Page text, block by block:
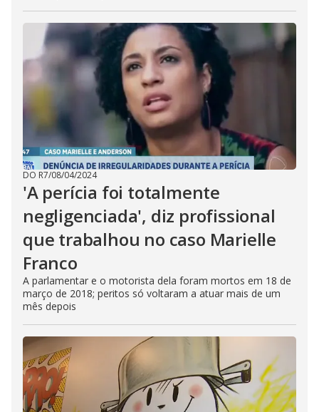
DO R7/08/04/2024
'A perícia foi totalmente
negligenciada', diz profissional
que trabalhou no caso Marielle
Franco
A parlamentar e o motorista dela foram mortos em 18 de
março de 2018; peritos só voltaram a atuar mais de um
mês depois